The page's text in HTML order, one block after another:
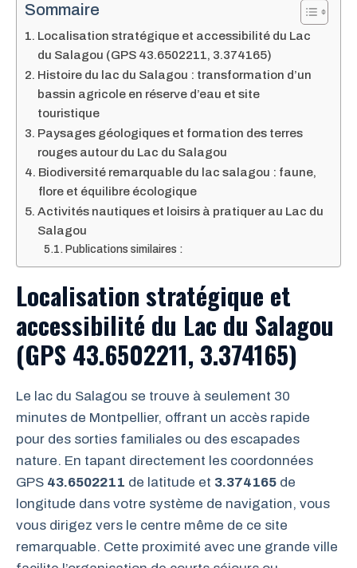
Sommaire
Localisation stratégique et accessibilité du Lac
du Salagou (GPS 43.6502211, 3.374165)
Histoire du lac du Salagou : transformation d’un
bassin agricole en réserve d’eau et site
touristique
Paysages géologiques et formation des terres
rouges autour du Lac du Salagou
Biodiversité remarquable du lac salagou : faune,
flore et équilibre écologique
Activités nautiques et loisirs à pratiquer au Lac du
Salagou
Publications similaires :
Localisation stratégique et
accessibilité du Lac du Salagou
(GPS 43.6502211, 3.374165)
Le lac du Salagou se trouve à seulement 30
minutes de Montpellier, offrant un accès rapide
pour des sorties familiales ou des escapades
nature. En tapant directement les coordonnées
GPS 43.6502211 de latitude et 3.374165 de
longitude dans votre système de navigation, vous
vous dirigez vers le centre même de ce site
remarquable. Cette proximité avec une grande ville